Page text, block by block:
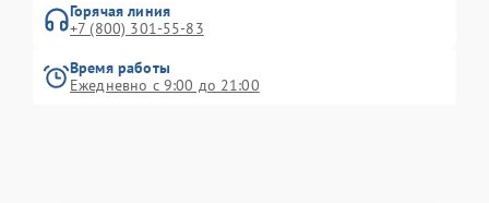
Горячая линия
+7 (800) 301-55-83
Время работы
Ежедневно с 9:00 до 21:00